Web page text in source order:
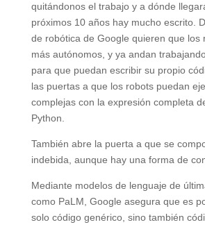
quitándonos el trabajo y a dónde
próximos 10 años hay mucho escrito.
de robótica de Google quieren que los
más autónomos, y ya andan
para que puedan escribir su propio
las puertas a que los robots puedan
complejas con la expresión completa
Python.
También abre la puerta a que se
indebida, aunque hay una forma de
Mediante modelos de lenguaje de
como PaLM, Google asegura que es
solo código genérico, sino también